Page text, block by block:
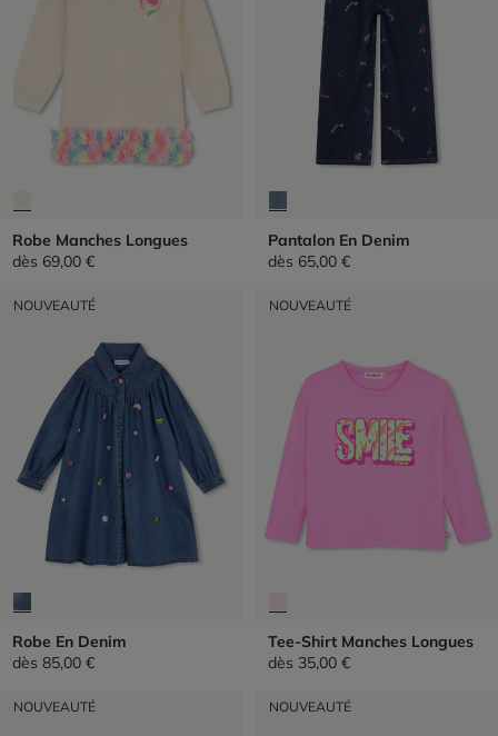
Robe Manches Longues
dès 69,00 €
Pantalon En Denim
dès 65,00 €
NOUVEAUTÉ
Robe En Denim
dès 85,00 €
NOUVEAUTÉ
Tee-Shirt Manches Longues
dès 35,00 €
NOUVEAUTÉ NOUVEAUTÉ